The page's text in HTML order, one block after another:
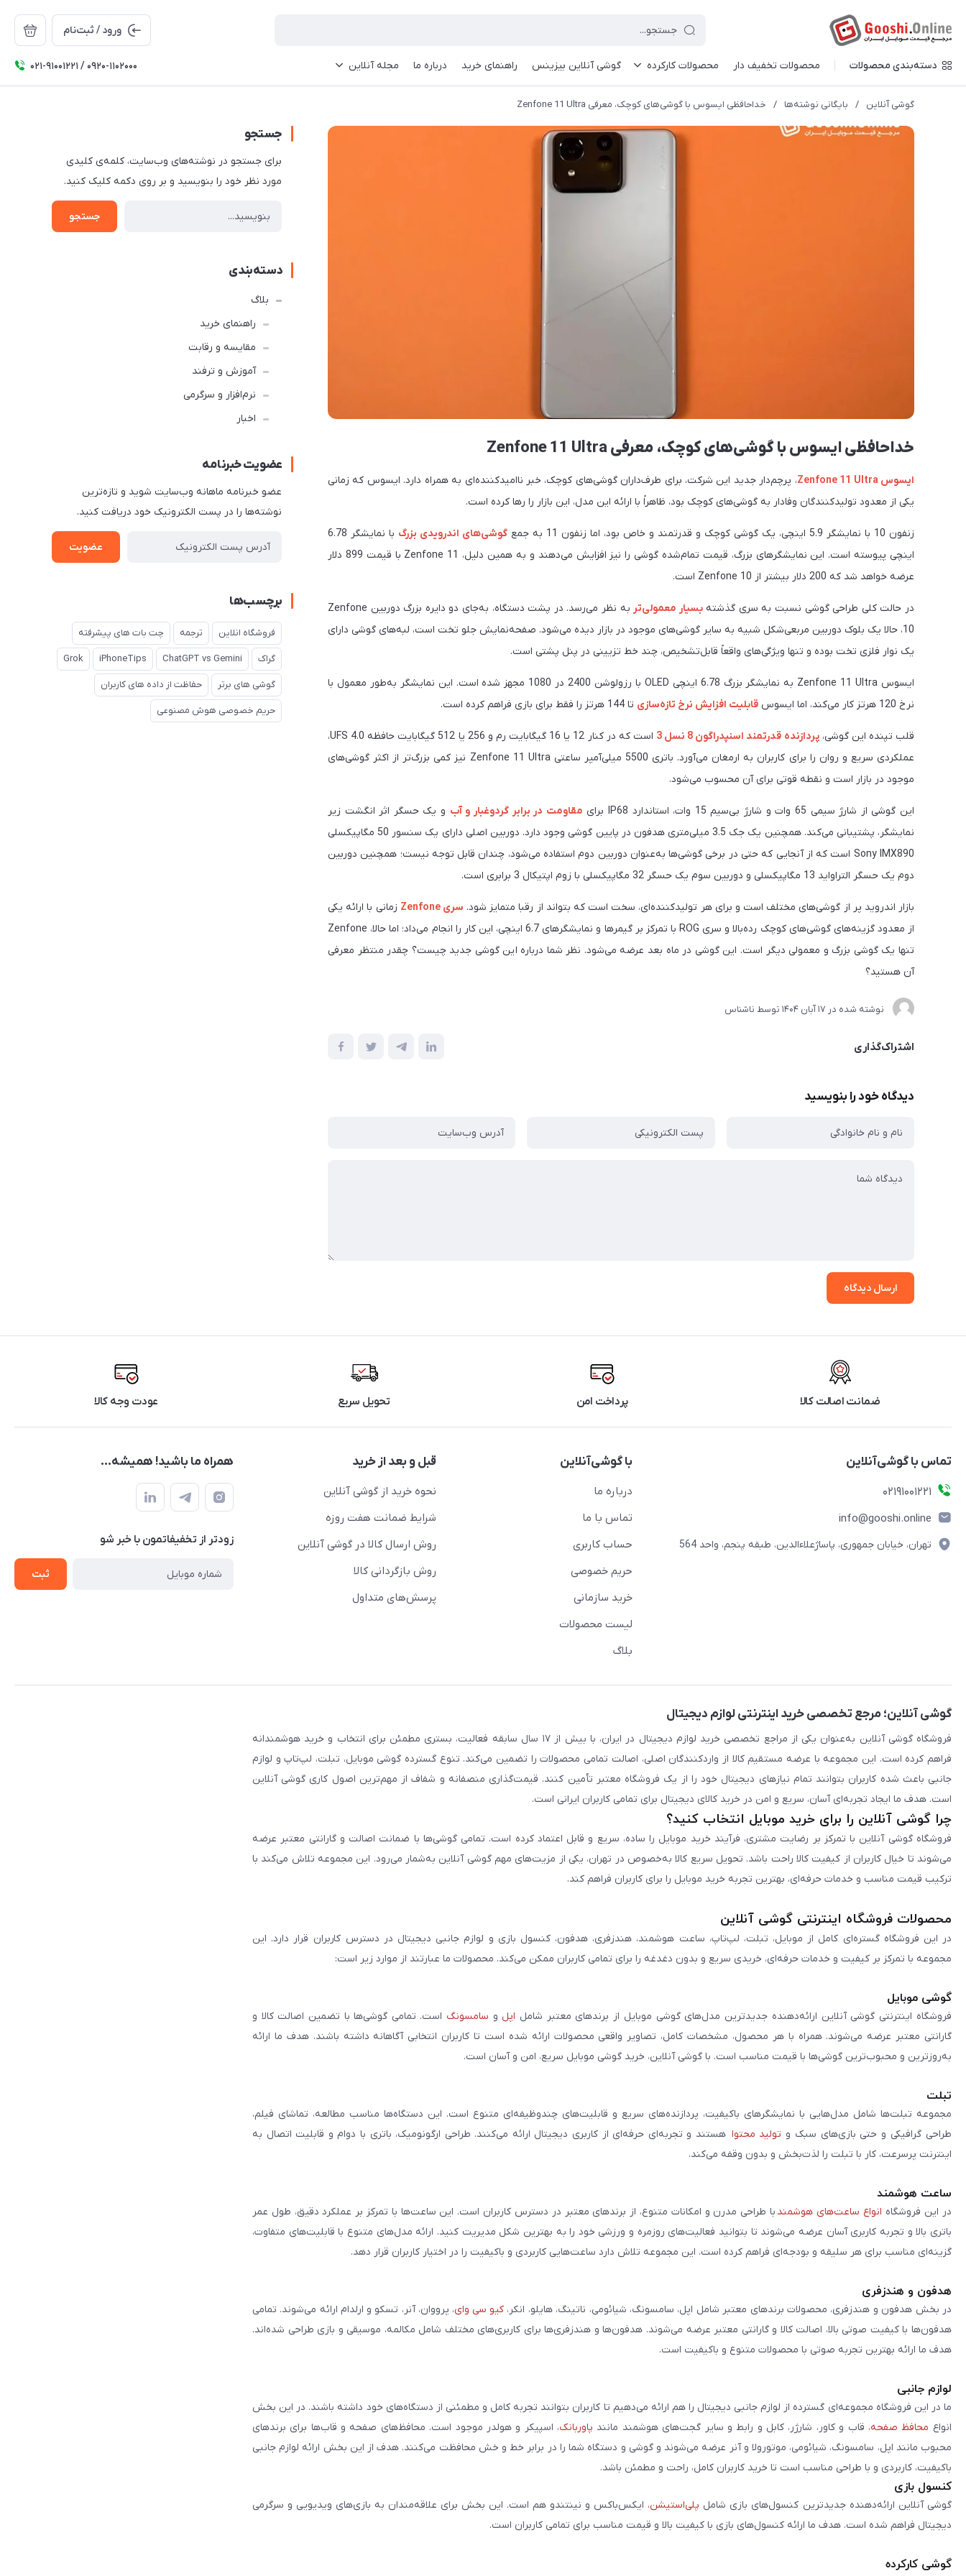
ورود / ثبت‌نام
دسته‌بندی محصولات محصولات تخفیف دار محصولات کارکرده گوشی آنلاین بیزینس راهنمای خرید درباره ما مجله آنلاین ۰۲۱-91001221 / 0920-1102000
گوشی آنلاین / بایگانی نوشته‌ها / خداحافظی ایسوس با گوشی‌های کوچک، معرفی Zenfone 11 Ultra
خداحافظی ایسوس با گوشی‌های کوچک، معرفی Zenfone 11 Ultra
ایسوس Zenfone 11 Ultra
، پرچم‌دار جدید این شرکت، برای طرف‌داران گوشی‌های کوچک، خبر ناامیدکننده‌ای به همراه دارد. ایسوس که زمانی
یکی از معدود تولیدکنندگان وفادار به گوشی‌های کوچک بود، ظاهراً با ارائه این مدل، این بازار را رها کرده است.
زنفون 10 با نمایشگر 5.9 اینچی، یک گوشی کوچک و قدرتمند و خاص بود، اما زنفون 11 به جمع گوشی‌های اندرویدی بزرگ
با نمایشگر 6.78
اینچی پیوسته است. این نمایشگرهای بزرگ، قیمت تمام‌شده گوشی را نیز افزایش می‌دهند و به همین دلیل، Zenfone 11 با قیمت 899 دلار
عرضه خواهد شد که 200 دلار بیشتر از Zenfone 10 است.
در حالت کلی طراحی گوشی نسبت به سری گذشتهبسیار معمولی‌تر
به نظر می‌رسد. در پشت دستگاه، به‌جای دو دایره بزرگ دوربین Zenfone
10، حالا یک بلوک دوربین مربعی‌شکل شبیه به سایر گوشی‌های موجود در بازار دیده می‌شود. صفحه‌نمایش جلو تخت است، لبه‌های گوشی دارای
یک نوار فلزی تخت بوده و تنها ویژگی‌های واقعاً قابل‌تشخیص، چند خط تزیینی در پنل پشتی است.
ایسوس Zenfone 11 Ultra به نمایشگر بزرگ 6.78 اینچی OLED با رزولوشن 2400 در 1080 مجهز شده است. این نمایشگر به‌طور معمول با
نرخ 120 هرتز کار می‌کند، اما ایسوس
قابلیت افزایش نرخ تازه‌سازی تا 144 هرتز را فقط برای بازی فراهم کرده است.
قلب تپنده این گوشی،پردازنده قدرتمند اسنپدراگون 8 نسل 3
است که در کنار 12 یا 16 گیگابایت رم و 256 یا 512 گیگابایت حافظه UFS 4.0،
عملکردی سریع و روان را برای کاربران به ارمغان می‌آورد. باتری 5500 میلی‌‌آمپر ساعتی Zenfone 11 Ultra نیز کمی بزرگ‌تر از اکثر گوشی‌های
موجود در بازار است و نقطه قوتی برای آن محسوب می‌شود.
این گوشی از شارژ سیمی 65 وات و شارژ بی‌سیم 15 وات، استاندارد IP68 برای مقاومت در برابر گردوغبار و آب و یک حسگر اثر انگشت زیر
نمایشگر، پشتیبانی می‌کند. همچنین یک جک 3.5 میلی‌متری هدفون در پایین گوشی وجود دارد. دوربین اصلی دارای یک سنسور 50 مگاپیکسلی
Sony IMX890 است که از آنجایی که حتی در برخی گوشی‌ها به‌عنوان دوربین دوم استفاده می‌شود، چندان قابل توجه نیست؛ همچنین دوربین
دوم یک حسگر التراواید 13 مگاپیکسلی و دوربین سوم یک حسگر 32 مگاپیکسلی با زوم اپتیکال 3 برابری است.
بازار اندروید پر از گوشی‌های مختلف است و برای هر تولیدکننده‌ای، سخت است که بتواند از رقبا متمایز شود. سری Zenfone
زمانی با ارائه یکی
از معدود گزینه‌های گوشی‌های کوچک رده‌بالا و سری ROG با تمرکز بر گیمرها و نمایشگرهای 6.7 اینچی، این کار را انجام می‌داد؛ اما حالا، Zenfone
تنها یک گوشی بزرگ و معمولی دیگر است. این گوشی در ماه بعد عرضه می‌شود. نظر شما درباره‌ این گوشی جدید چیست؟ چقدر منتظر معرفی
آن هستید؟
نوشته شده در 17 آبان 1404 توسط ناشناس
اشتراک‌گذاری
دیدگاه خود را بنویسید
ارسال دیدگاه
جستجو
برای جستجو در نوشته‌های وب‌سایت، کلمه‌ی کلیدی
مورد نظر خود را بنویسید و بر روی دکمه کلیک کنید.
جستجو
دسته‌بندی
بلاگ
راهنمای خرید
مقایسه و رقابت
آموزش و ترفند
نرم‌افزار و سرگرمی
اخبار
عضویت خبرنامه
عضو خبرنامه ماهانه وب‌سایت شوید و تازه‌ترین
نوشته‌ها را در پست الکترونیک خود دریافت کنید.
عضویت
برچسب‌ها
فروشگاه انلاین ترجمه چت بات های پیشرفته
گراک ChatGPT vs Gemini
iPhoneTips
Grok
گوشی های برتر حفاظت از داده های کاربران
حریم خصوصی هوش مصنوعی
ضمانت اصالت کالا پرداخت امن تحویل سریع عودت وجه کالا
تماس با گوشی‌آنلاین
۰۲۱91001221
info@gooshi.online
تهران، خیابان جمهوری، پاساژعلاءالدین، طبقه پنجم، واحد 564
با گوشی‌آنلاین
درباره ما
تماس با ما
حساب کاربری
حریم خصوصی
خرید سازمانی
لیست محصولات
بلاگ
قبل و بعد از خرید
نحوه خرید از گوشی آنلاین
شرایط ضمانت هفت روزه
روش ارسال کالا در گوشی آنلاین
روش بازگردانی کالا
پرسش‌های متداول
همراه ما باشید! همیشه...
زودتر از تخفیفاتمون با خبر شو
ثبت
گوشی آنلاین؛ مرجع تخصصی خرید اینترنتی لوازم دیجیتال
فروشگاه گوشی آنلاین به‌عنوان یکی از مراجع تخصصی خرید لوازم دیجیتال در ایران، با بیش از ۱۷ سال سابقه فعالیت، بستری مطمئن برای انتخاب و خرید هوشمندانه
فراهم کرده است. این مجموعه با عرضه مستقیم کالا از واردکنندگان اصلی، اصالت تمامی محصولات را تضمین می‌کند. تنوع گسترده گوشی موبایل، تبلت، لپ‌تاپ و لوازم
جانبی باعث شده کاربران بتوانند تمام نیازهای دیجیتال خود را از یک فروشگاه معتبر تأمین کنند. قیمت‌گذاری منصفانه و شفاف از مهم‌ترین اصول کاری گوشی آنلاین
است. هدف ما ایجاد تجربه‌ای آسان، سریع و امن در خرید کالای دیجیتال برای تمامی کاربران ایرانی است.
چرا گوشی آنلاین را برای خرید موبایل انتخاب کنید؟
فروشگاه گوشی آنلاین با تمرکز بر رضایت مشتری، فرآیند خرید موبایل را ساده، سریع و قابل اعتماد کرده است. تمامی گوشی‌ها با ضمانت اصالت و گارانتی معتبر عرضه
می‌شوند تا خیال کاربران از کیفیت کالا راحت باشد. تحویل سریع کالا به‌خصوص در تهران، یکی از مزیت‌های مهم گوشی آنلاین به‌شمار می‌رود. این مجموعه تلاش می‌کند با
ترکیب قیمت مناسب و خدمات حرفه‌ای، بهترین تجربه خرید موبایل را برای کاربران فراهم کند.
محصولات فروشگاه اینترنتی گوشی آنلاین
در این فروشگاه گستره‌ای کامل از موبایل، تبلت، لپ‌تاپ، ساعت هوشمند، هندزفری، هدفون، کنسول بازی و لوازم جانبی دیجیتال در دسترس کاربران قرار دارد. این
مجموعه با تمرکز بر کیفیت و خدمات حرفه‌ای، خریدی سریع و بدون دغدغه را برای تمامی کاربران ممکن می‌کند. محصولات ما عبارتند از موارد زیر است:
گوشی موبایل
فروشگاه اینترنتی گوشی آنلاین ارائه‌دهنده جدیدترین مدل‌های گوشی موبایل از برندهای معتبر شامل اپل و سامسونگ است. تمامی گوشی‌ها با تضمین اصالت کالا و
گارانتی معتبر عرضه می‌شوند. همراه با هر محصول، مشخصات کامل، تصاویر واقعی محصولات ارائه شده است تا کاربران انتخابی آگاهانه داشته باشند. هدف ما ارائه
به‌روزترین و محبوب‌ترین گوشی‌ها با قیمت مناسب است. با گوشی آنلاین، خرید گوشی موبایل سریع، امن و آسان است.
تبلت
مجموعه تبلت‌ها شامل مدل‌هایی با نمایشگرهای باکیفیت، پردازنده‌های سریع و قابلیت‌های چندوظیفه‌ای متنوع است. این دستگاه‌ها مناسب مطالعه، تماشای فیلم،
طراحی گرافیکی و حتی بازی‌های سبک و تولید محتوا هستند و تجربه‌ای حرفه‌ای از کاربری دیجیتال ارائه می‌کنند. طراحی ارگونومیک، باتری با دوام و قابلیت اتصال به
اینترنت پرسرعت، کار با تبلت را لذت‌بخش و بدون وقفه می‌کند.
ساعت هوشمند
در این فروشگاه انواع ساعت‌های هوشمند با طراحی مدرن و امکانات متنوع، از برندهای معتبر در دسترس کاربران است. این ساعت‌ها با تمرکز بر عملکرد دقیق، طول عمر
باتری بالا و تجربه کاربری آسان عرضه می‌شوند تا بتوانید فعالیت‌های روزمره و ورزشی خود را به بهترین شکل مدیریت کنید. ارائه مدل‌های متنوع با قابلیت‌های متفاوت،
گزینه‌ای مناسب برای هر سلیقه و بودجه‌ای فراهم کرده است. این مجموعه تلاش دارد ساعت‌هایی کاربردی و باکیفیت را در اختیار کاربران قرار دهد.
هدفون و هندزفری
در بخش هدفون و هندزفری، محصولات برندهای معتبر شامل اپل، سامسونگ، شیائومی، ناتینگ، هایلو، انکر، کیو سی وای، پرووان، آنر، تسکو و ارلدام ارائه می‌شوند. تمامی
هدفون‌ها با کیفیت صوتی بالا، اصالت کالا و گارانتی معتبر عرضه می‌شوند. هدفون‌ها و هندزفری‌ها برای کاربری‌های مختلف شامل مکالمه، موسیقی و بازی طراحی شده‌اند.
هدف ما ارائه بهترین تجربه صوتی با محصولات متنوع و باکیفیت است.
لوازم جانبی
ما در این فروشگاه مجموعه‌ای گسترده از لوازم جانبی دیجیتال را هم ارائه می‌دهیم تا کاربران بتوانند تجربه کامل و مطمئنی از دستگاه‌های خود داشته باشند. در این بخش
انواع محافظ صفحه، قاب و کاور، شارژر، کابل و رابط و سایر گجت‌های هوشمند مانند پاوربانک، اسپیکر و هولدر موجود است. محافظ‌های صفحه و قاب‌ها برای برندهای
محبوب مانند اپل، سامسونگ، شیائومی، موتورولا و آنر عرضه می‌شوند و گوشی و دستگاه شما را در برابر خط و خش محافظت می‌کنند. هدف از این بخش ارائه لوازم جانبی
باکیفیت، کاربردی و با طراحی مناسب است تا خرید کاربران کامل، راحت و مطمئن باشد.
کنسول بازی
گوشی آنلاین ارائه‌دهنده جدیدترین کنسول‌های بازی شامل پلی‌استیشن، ایکس‌باکس و نینتندو هم است. این بخش برای علاقه‌مندان به بازی‌های ویدیویی و سرگرمی
دیجیتال فراهم شده است. هدف ما ارائه کنسول‌های بازی با کیفیت بالا و قیمت مناسب برای تمامی کاربران است.
گوشی کارکرده